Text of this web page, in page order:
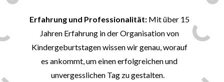
Erfahrung und Professionalität:Mit über 15
Jahren Erfahrung in der Organisation von
Kindergeburtstagen wissen wir genau, worauf
es ankommt, um einen erfolgreichen und
unvergesslichen Tag zu gestalten.